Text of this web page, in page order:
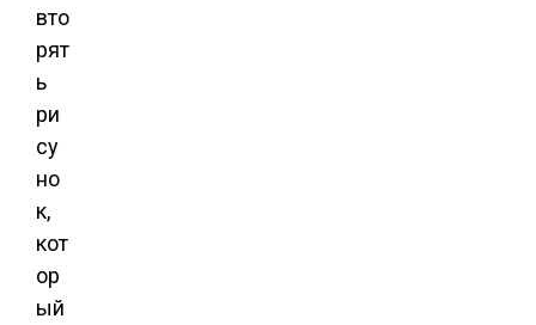
вто
рят
ь
ри
су
но
к,
кот
ор
ый